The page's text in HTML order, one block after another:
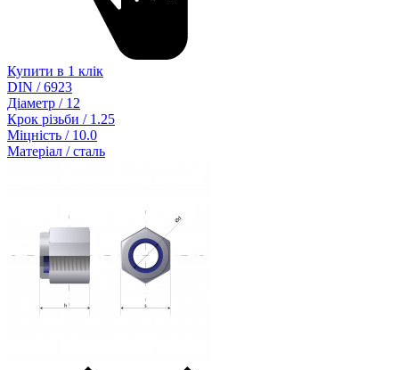
Купити в 1 клік
DIN / 6923
Діаметр / 12
Крок різьби / 1.25
Міцність / 10.0
Матеріал / сталь